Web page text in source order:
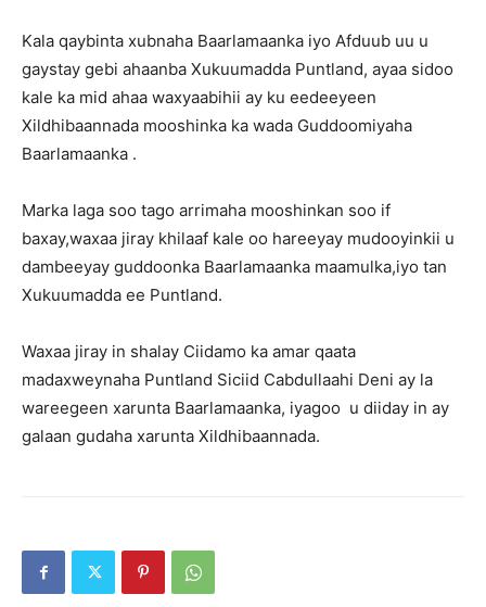
Kala qaybinta xubnaha Baarlamaanka iyo Afduub uu u
gaystay gebi ahaanba Xukuumadda Puntland, ayaa sidoo
kale ka mid ahaa waxyaabihii ay ku eedeeyeen
Xildhibaannada mooshinka ka wada Guddoomiyaha
Baarlamaanka .
Marka laga soo tago arrimaha mooshinkan soo if
baxay,waxaa jiray khilaaf kale oo hareeyay mudooyinkii u
dambeeyay guddoonka Baarlamaanka maamulka,iyo tan
Xukuumadda ee Puntland.
Waxaa jiray in shalay Ciidamo ka amar qaata
madaxweynaha Puntland Siciid Cabdullaahi Deni ay la
wareegeen xarunta Baarlamaanka, iyagoo u diiday in ay
galaan gudaha xarunta Xildhibaannada.